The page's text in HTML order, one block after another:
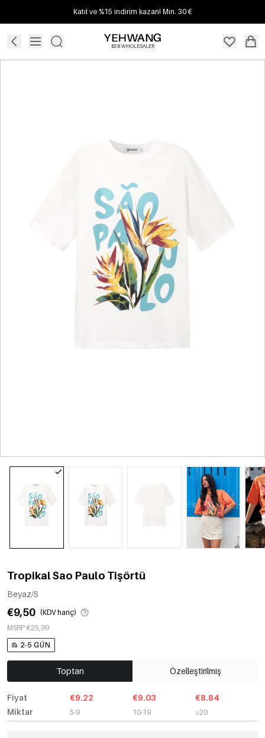
Katıl ve %15 indirim kazan! Min. 30 €
B2B WHOLESALER
Tropikal Sao Paulo Tişörtü
Beyaz/S
€9,50 (KDV hariç)
MSRP €25,99
2-5 GÜN
Toptan Özelleştirilmiş
Fiyat
Miktar
€9.22
5-9
€9.03
10-19
€8.84
≥20